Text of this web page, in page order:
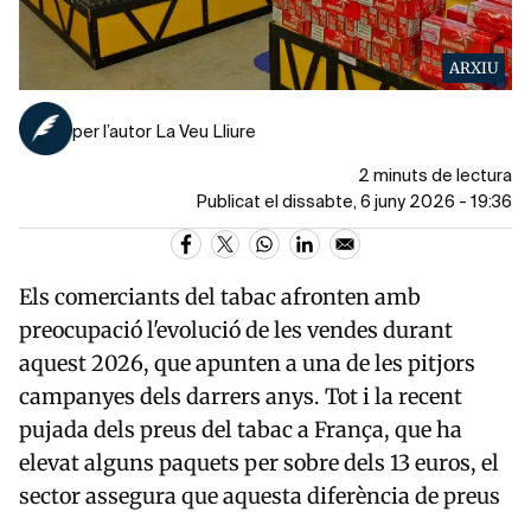
ARXIU
per l’autor La Veu Lliure
2 minuts de lectura
Publicat el dissabte, 6 juny 2026 - 19:36
Els comerciants del tabac afronten amb
preocupació l'evolució de les vendes durant
aquest 2026, que apunten a una de les pitjors
campanyes dels darrers anys. Tot i la recent
pujada dels preus del tabac a França, que ha
elevat alguns paquets per sobre dels 13 euros, el
sector assegura que aquesta diferència de preus